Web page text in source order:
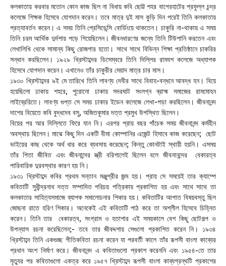
কলকাতায় করবার মতোন কোন কাজ ছিল না বিধায় কবি ছোট্ট শহর বাগেরহাটের প্রফুল্ল চন্দ্র
কলেজে শিক্ষক হিসেবে যোগদান করেন। তবে মাত্র দুই মাস কুড়ি দিন পরেই তিনি কলকাতায়
প্রত্যাবর্তন করেন। এ সময় তিনি প্রেসিডেন্সি বোর্ডিংয়ে থাকতেন। চাকুরি না-থাকায় এ সময়
তিনি চরম আর্থিক দুর্দশায় পড়ে গিয়েছিলেন। জীবনধারণের জন্যে তিনি টিউশানি করতেন এবং
লেখালিখি থেকে সামান্য কিছু রোজগার হতো। সাথে সাথে বিভিন্ন শিক্ষা প্রতিষ্ঠানে চাকরির
সন্ধান করছিলেন। ১৯২৯ খ্রিস্টাব্দের ডিসেম্বরে তিনি দিল্লির রামযশ কলেজে অধ্যাপক
হিসেবে যোগদান করেন। এখানেও তাঁর চাকুরীর মেয়াদ মাত্র চার মাস।
১৯৩০ খ্রিস্টাব্দের ৯ই মে তারিখে তিনি লাবণ্য দেবীর সাথে বিবাহ-বন্ধনে আবদ্ধ হন। বিয়ে
হয়েছিলো ঢাকায় শহরে, পুরোনো ঢাকায় সদরঘাট সংলগ্ন ব্রাহ্ম সমাজের রামমোহন
লাইব্রেরিতে। লাবণ্য গুপ্ত সে সময় ঢাকার ইডেন কলেজে লেখা-পড়া করছিলেন। জীবনানন্দ
দাশের বিয়েতে কবি বুদ্ধদেব বসু, অজিতকুমার দত্ত প্রমুখ উপস্থিত ছিলেন।
বিয়ের পর আর দিল্লিতে ফিরে যান নি। এরপর প্রায় বছর পাঁচেক সময় জীবনানন্দ কর্মহীন
অবস্থায় ছিলেন। মাঝে কিছু দিন একটি বীমা কোম্পানির এজেন্ট হিসাবে কাজ করেছেন; ছোট
ভাইয়ের কাছ থেকে অর্থ ধার করে ব্যবসায় করেছেন; কিন্তু কোনটাই স্থায়ী হয়নি। এসময়
তাঁর পিতা জীবিত এবং জীবনান্দের স্ত্রী বরিশালেই ছিলেন বলে জীবনানন্দের বেকারত্ব
পারিবারিক দুরবস্থার কারণ হয় নি।
১৯৩১ খ্রিস্টাব্দে কবির প্রথম সন্তান মঞ্জুশ্রীর জন্ম হয়। প্রায় সে সময়েই তার ক্যাম্পে
কবিতাটি সুধীন্দ্রনাথ দত্ত সম্পাদিত পরিচয় পত্রিকায় প্রকাশিত হয় এবং সাথে সাথে তা
কলকাতার সাহিত্যসমাজে ব্যাপক সমালোচনার শিকার হয়। কবিতাটির আপাত বিষয়বস্তু ছিল
জোছনা রাতে হরিণ শিকার। অনেকেই এই কবিতাটি পাঠ করে তা অশ্লীল হিসেবে চিহ্নিত
করেন। তিনি তার বেকারত্ব, সংগ্রাম ও হতাশার এই সময়কালে বেশ কিছু ছোটগল্প ও
উপন্যাস রচনা করেছিলেন;- তবে তার জীবদ্দশায় সেগুলো প্রকাশিত করেন নি। ১৯৩৪
খ্রিস্টাব্দে তিনি একগুচ্ছ গীতিকবিতা রচনা করেন যা পরবর্তী কালে তাঁর রূপসী বাংলা কাব্যের
প্রধান অংশ নির্মাণ করে। জীবনানন্দ এ কবিতাগুলো প্রকাশ করেননি এবং ১৯৫৪-তে তার
মৃত্যুর পর কবিতাগুলো একত্র করে ১৯৫৭ খ্রিস্টাব্দে রূপসী বাংলা কাব্যগ্রন্থটি প্রকাশের